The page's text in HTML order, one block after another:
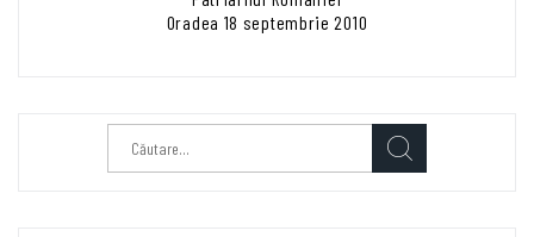
Oradea 18 septembrie 2010
după: